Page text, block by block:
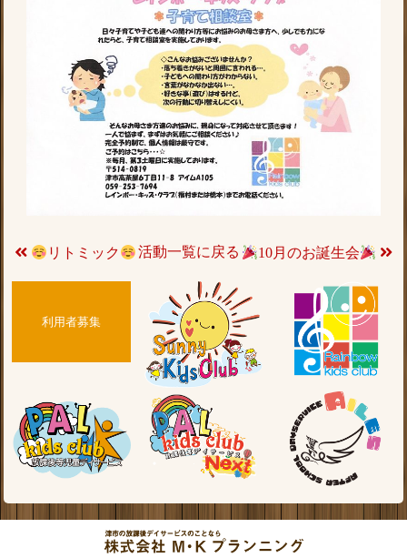
リトミック 活動一覧に戻る 10月のお誕生会
利用者募集